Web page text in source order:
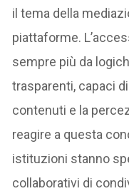
il tema della
piattaforme.
sempre più da
trasparenti, capaci
contenuti e la
reagire a questa
istituzioni stanno
collaborativi di